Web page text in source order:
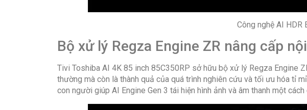
Công nghệ AI HDR
Bộ xử lý Regza Engine ZR nâng cấp
Tivi Toshiba AI 4K 85 inch 85C350RP sở hữu bộ xử lý Regza Engine
thường mà còn là thành quả của quá trình nghiên cứu và tối ưu hóa tỉ
con người giúp AI Engine Gen 3 tái hiện hình ảnh và âm thanh một